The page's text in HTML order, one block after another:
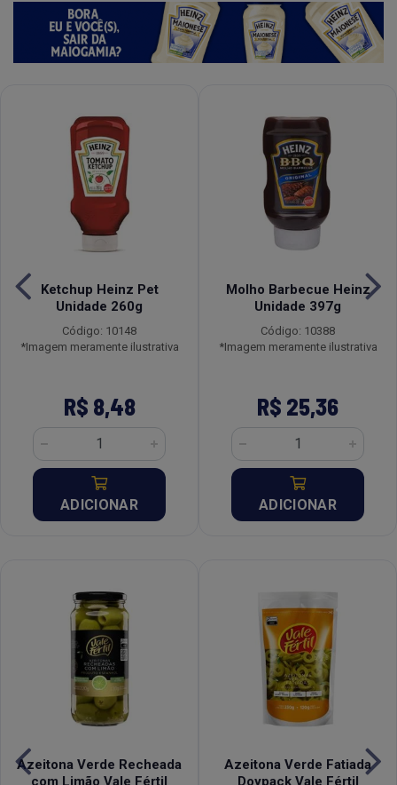
Ketchup Heinz Pet
Unidade 260g
Código: 10148
*Imagem meramente ilustrativa
R$ 8,48
ADICIONAR
Molho Barbecue Heinz
Unidade 397g
Código: 10388
*Imagem meramente ilustrativa
R$ 25,36
ADICIONAR
Azeitona Verde Recheada
com Limão Vale Fértil
Azeitona Verde Fatiada
Doypack Vale Fértil